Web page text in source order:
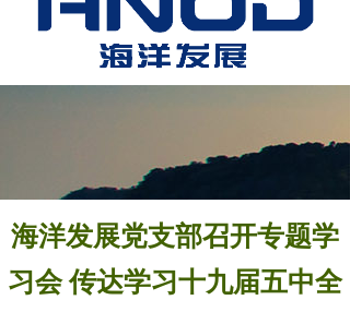
海洋发展党支部召开专题学
习会 传达学习十九届五中全